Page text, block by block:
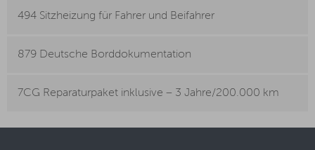
494 Sitzheizung für Fahrer und Beifahrer
879 Deutsche Borddokumentation
7CG Reparaturpaket inklusive – 3 Jahre/200.000 km